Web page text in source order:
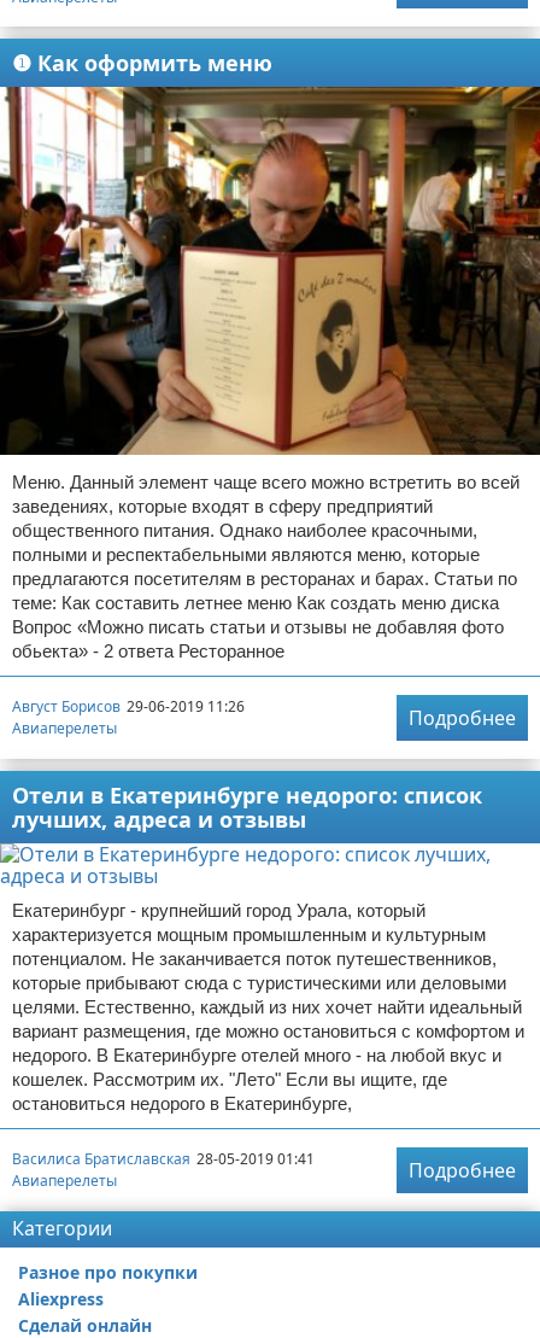
❶ Как оформить меню
Меню. Данный элемент чаще всего можно встретить во всей
заведениях, которые входят в сферу предприятий
общественного питания. Однако наиболее красочными,
полными и респектабельными являются меню, которые
предлагаются посетителям в ресторанах и барах. Статьи по
теме: Как составить летнее меню Как создать меню диска
Вопрос «Можно писать статьи и отзывы не добавляя фото
обьекта» - 2 ответа Ресторанное
Август Борисов 29-06-2019 11:26
Авиаперелеты
Подробнее
Отели в Екатеринбурге недорого: список
лучших, адреса и отзывы
Екатеринбург - крупнейший город Урала, который
характеризуется мощным промышленным и культурным
потенциалом. Не заканчивается поток путешественников,
которые прибывают сюда с туристическими или деловыми
целями. Естественно, каждый из них хочет найти идеальный
вариант размещения, где можно остановиться с комфортом и
недорого. В Екатеринбурге отелей много - на любой вкус и
кошелек. Рассмотрим их. "Лето" Если вы ищите, где
остановиться недорого в Екатеринбурге,
Василиса Братиславская 28-05-2019 01:41
Авиаперелеты
Подробнее
Категории
Разное про покупки
Aliexpress
Сделай онлайн